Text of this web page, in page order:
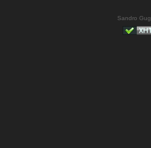
Sandro